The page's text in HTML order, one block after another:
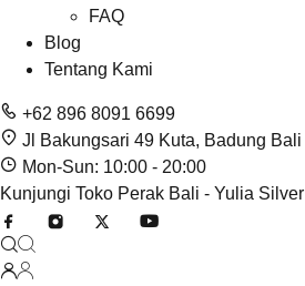
FAQ
Blog
Tentang Kami
+62 896 8091 6699
Jl Bakungsari 49 Kuta, Badung Bali
Mon-Sun: 10:00 - 20:00
Kunjungi Toko Perak Bali - Yulia Silver